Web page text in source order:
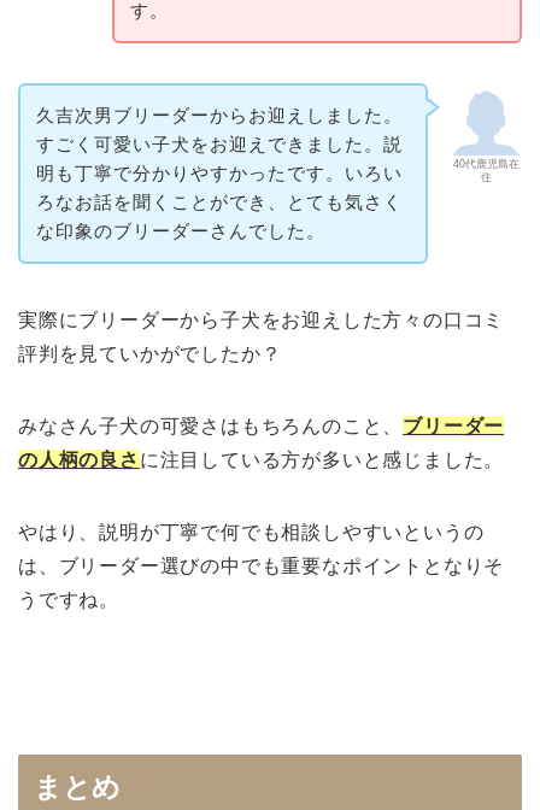
す。
40代鹿児島在
住
久吉次男ブリーダーからお迎えしました。
すごく可愛い子犬をお迎えできました。説
明も丁寧で分かりやすかったです。いろい
ろなお話を聞くことができ、とても気さく
な印象のブリーダーさんでした。
実際にブリーダーから子犬をお迎えした方々の口コミ
評判を見ていかがでしたか？
みなさん子犬の可愛さはもちろんのこと、 ブリーダー
の人柄の良さ に注目している方が多いと感じました。
やはり、説明が丁寧で何でも相談しやすいというの
は、ブリーダー選びの中でも重要なポイントとなりそ
うですね。
まとめ